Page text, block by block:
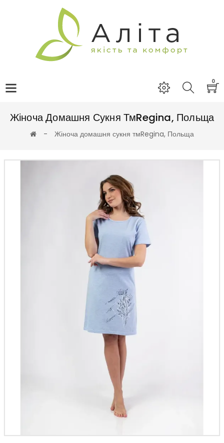
0
Жіноча Домашня Сукня ТмRegina, Польща
Жіноча домашня сукня тмRegina, Польща